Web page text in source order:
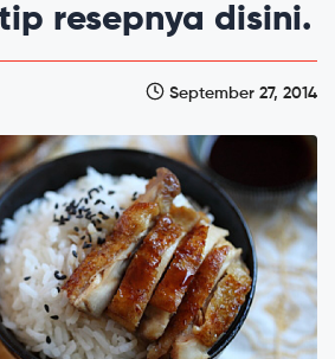
resepnya disini.
September 27, 2014